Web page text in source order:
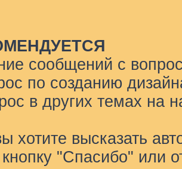
сообщений с
по созданию
в других темах на
хотите высказать
"Спасибо" или